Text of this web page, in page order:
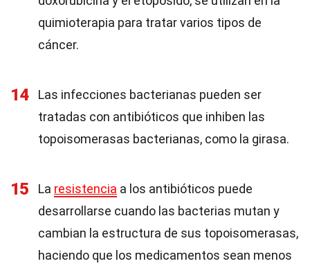
quimioterapia para tratar varios tipos de
cáncer.
14
Las infecciones bacterianas pueden ser
tratadas con antibióticos que inhiben las
topoisomerasas bacterianas, como la girasa.
15 La resistencia a los antibióticos puede
desarrollarse cuando las bacterias mutan y
cambian la estructura de sus topoisomerasas,
haciendo que los medicamentos sean menos